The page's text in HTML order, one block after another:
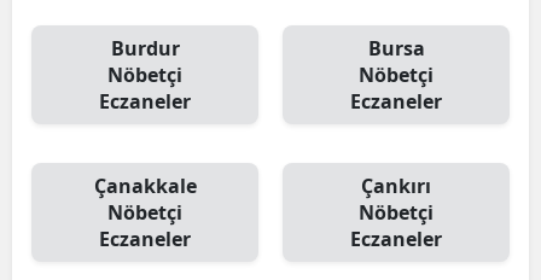
Burdur
Nöbetçi
Eczaneler
Bursa
Nöbetçi
Eczaneler
Çanakkale
Nöbetçi
Eczaneler
Çankırı
Nöbetçi
Eczaneler